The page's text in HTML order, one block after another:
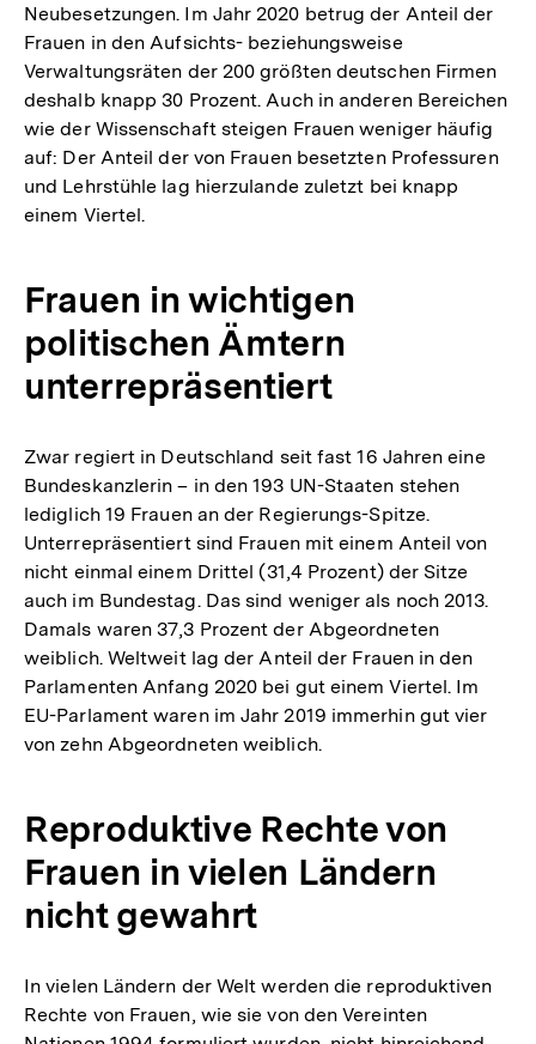
Neubesetzungen. Im Jahr 2020 betrug der Anteil der
Frauen in den Aufsichts- beziehungsweise
Verwaltungsräten der 200 größten deutschen Firmen
deshalb knapp 30 Prozent. Auch in anderen Bereichen
wie der Wissenschaft steigen Frauen weniger häufig
auf: Der Anteil der von Frauen besetzten Professuren
und Lehrstühle lag hierzulande zuletzt bei knapp
einem Viertel.
Frauen in wichtigen
politischen Ämtern
unterrepräsentiert
Zwar regiert in Deutschland seit fast 16 Jahren eine
Bundeskanzlerin – in den 193 UN-Staaten stehen
lediglich 19 Frauen an der Regierungs-Spitze.
Unterrepräsentiert sind Frauen mit einem Anteil von
nicht einmal einem Drittel (31,4 Prozent) der Sitze
auch im Bundestag. Das sind weniger als noch 2013.
Damals waren 37,3 Prozent der Abgeordneten
weiblich. Weltweit lag der Anteil der Frauen in den
Parlamenten Anfang 2020 bei gut einem Viertel. Im
EU-Parlament waren im Jahr 2019 immerhin gut vier
von zehn Abgeordneten weiblich.
Reproduktive Rechte von
Frauen in vielen Ländern
nicht gewahrt
In vielen Ländern der Welt werden die reproduktiven
Rechte von Frauen, wie sie von den Vereinten